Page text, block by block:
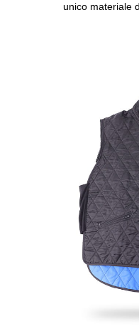
unico materiale